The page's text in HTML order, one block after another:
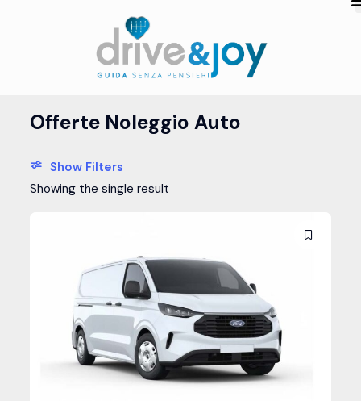
Offerte Noleggio Auto
Show Filters
Showing the single result